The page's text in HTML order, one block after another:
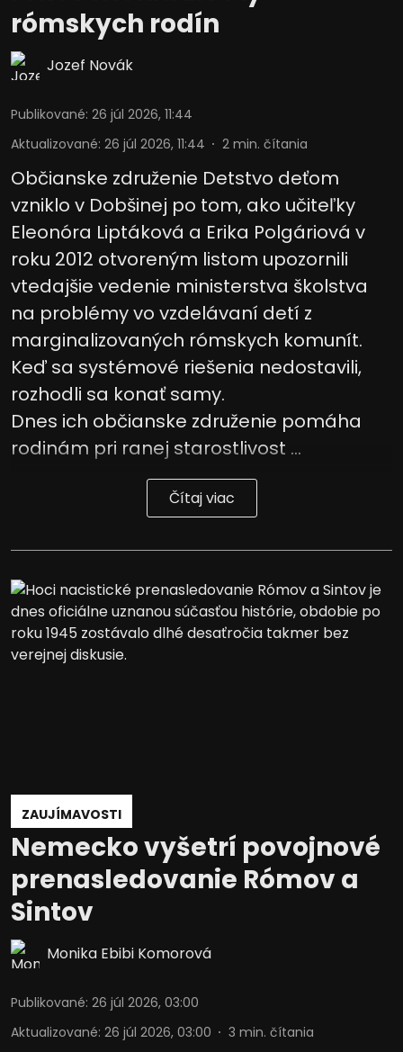
rómskych rodín
Jozef Novák
Publikované: 26 júl 2026, 11:44
Aktualizované: 26 júl 2026, 11:44 2 min. čítania
Občianske združenie Detstvo deťom
vzniklo v Dobšinej po tom, ako učiteľky
Eleonóra Liptáková a Erika Polgáriová v
roku 2012 otvoreným listom upozornili
vtedajšie vedenie ministerstva školstva
na problémy vo vzdelávaní detí z
marginalizovaných rómskych komunít.
Keď sa systémové riešenia nedostavili,
rozhodli sa konať samy.
Dnes ich občianske združenie pomáha
rodinám pri ranej starostlivost ...
Čítaj viac
ZAUJÍMAVOSTI
Nemecko vyšetrí povojnové
prenasledovanie Rómov a
Sintov
Monika Ebibi Komorová
Publikované: 26 júl 2026, 03:00
Aktualizované: 26 júl 2026, 03:00 3 min. čítania
Vývoj a zlepšovanie služieb
Použitie obmedzených údajov na výber
Špeciálne funkcie IAB:
Používanie presných údajov o
Identifikácia zariadení na základe
aktívne vyžiadaných informácií
Účely spracovania, ktoré nie sú v kompetencii IAB:
Potrebný
Výkon
Funkčné